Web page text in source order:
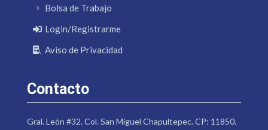
Bolsa de Trabajo
Login/Registrarme
Aviso de Privacidad
Contacto
Gral. León #32. Col. San Miguel Chapultepec. CP: 11850.